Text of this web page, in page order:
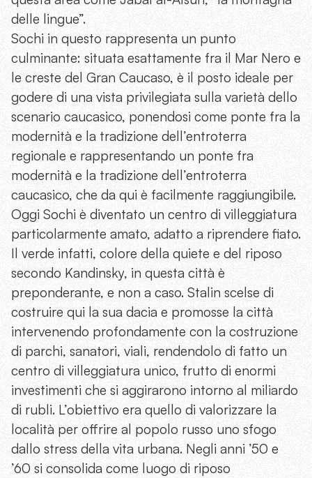
delle lingue”.
Sochi in questo rappresenta un punto
culminante: situata esattamente fra il Mar Nero e
le creste del Gran Caucaso, è il posto ideale per
godere di una vista privilegiata sulla varietà dello
scenario caucasico, ponendosi come ponte fra la
modernità e la tradizione dell’entroterra
regionale e rappresentando un ponte fra
modernità e la tradizione dell’entroterra
caucasico, che da qui è facilmente raggiungibile.
Oggi Sochi è diventato un centro di villeggiatura
particolarmente amato, adatto a riprendere fiato.
Il verde infatti, colore della quiete e del riposo
secondo Kandinsky, in questa città è
preponderante, e non a caso. Stalin scelse di
costruire qui la sua dacia e promosse la città
intervenendo profondamente con la costruzione
di parchi, sanatori, viali, rendendolo di fatto un
centro di villeggiatura unico, frutto di enormi
investimenti che si aggirarono intorno al miliardo
di rubli. L’obiettivo era quello di valorizzare la
località per oﬀrire al popolo russo uno sfogo
dallo stress della vita urbana. Negli anni ’50 e
’60 si consolida come luogo di riposo